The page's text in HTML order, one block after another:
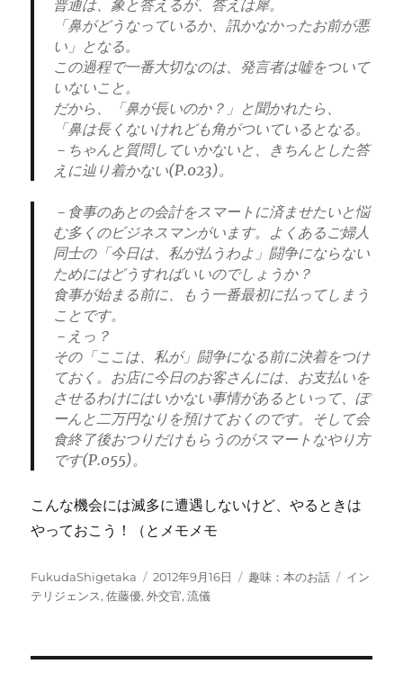
普通は、象と答えるが、答えは犀。
「鼻がどうなっているか、訊かなかったお前が悪
い」となる。
この過程で一番大切なのは、発言者は嘘をついて
いないこと。
だから、「鼻が長いのか？」と聞かれたら、
「鼻は長くないけれども角がついているとなる。
－ちゃんと質問していかないと、きちんとした答
えに辿り着かない(P.023)。
－食事のあとの会計をスマートに済ませたいと悩
む多くのビジネスマンがいます。よくあるご婦人
同士の「今日は、私が払うわよ」闘争にならない
ためにはどうすればいいのでしょうか？
食事が始まる前に、もう一番最初に払ってしまう
ことです。
－えっ？
その「ここは、私が」闘争になる前に決着をつけ
ておく。お店に今日のお客さんには、お支払いを
させるわけにはいかない事情があるといって、ぽ
ーんと二万円なりを預けておくのです。そして会
食終了後おつりだけもらうのがスマートなやり方
です(P.055)。
こんな機会には滅多に遭遇しないけど、やるときは
やっておこう！（とメモメモ
投
稿
FukudaShigetaka
投
稿
2012年9月16日
カ
趣味：本のお話
タ
イン
テリジェンス,佐藤優,外交官,流儀